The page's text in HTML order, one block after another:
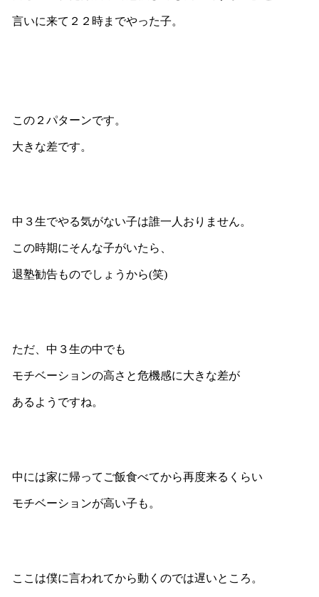
言いに来て２２時までやった子。
この２パターンです。
大きな差です。
中３生でやる気がない子は誰一人おりません。
この時期にそんな子がいたら、
退塾勧告ものでしょうから(笑)
ただ、中３生の中でも
モチベーションの高さと危機感に大きな差が
あるようですね。
中には家に帰ってご飯食べてから再度来るくらい
モチベーションが高い子も。
ここは僕に言われてから動くのでは遅いところ。